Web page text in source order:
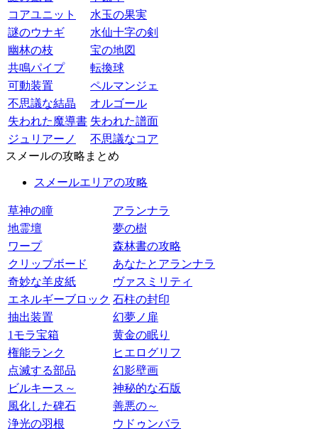
コアユニット
水玉の果実
謎のウナギ
水仙十字の剣
幽林の枝
宝の地図
共鳴パイプ
転換球
可動装置
ペルマンジェ
不思議な結晶
オルゴール
失われた魔導書 失われた譜面
ジュリアーノ
不思議なコア
スメールの攻略まとめ
スメールエリアの攻略
草神の瞳
アランナラ
地霊壇
夢の樹
ワープ
森林書の攻略
クリップボード
あなたとアランナラ
奇妙な羊皮紙
ヴァスミリティ
エネルギーブロック 石柱の封印
抽出装置
幻夢ノ扉
1モラ宝箱
黄金の眠り
権能ランク
ヒエログリフ
点滅する部品
幻影壁画
ビルキース～
神秘的な石版
風化した碑石
善悪の～
浄光の羽根
ウドゥンバラ